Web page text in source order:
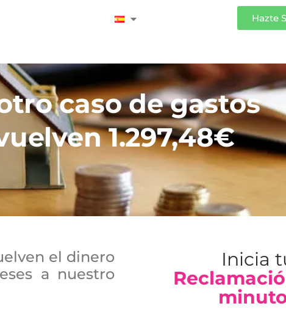
Hazte
caso de gastos
1.297,48€
el dinero
a nuestro
Inicia